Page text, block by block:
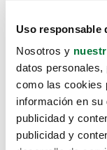
Uso responsable
Nosotros y
datos personales,
como las cookies
información en
publicidad y
publicidad y
Lo
te hemos